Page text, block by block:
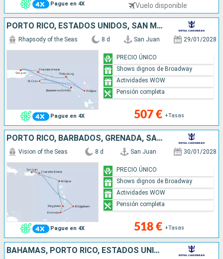
Pague en 4X Vuelo disponible
PORTO RICO, ESTADOS UNIDOS, SAN MARTÍN, ANTIGUA Y BARBUDA, SANTA CRUZ, SAN CRISTÓBAL Y NIEVES
Pague en 4X
Rhapsody of the Seas 8 d San Juan 29/01/2028
507 € +Tasas
PRECIO ÚNICO
Shows dignos de Broadway
Actividades WOW
Pensión completa
PORTO RICO, BARBADOS, GRENADA, SAN VINCENT Y LAS GRANADINAS, ANTIGUA Y BARBUDA, ESTADOS UNIDOS
Pague en 4X
Vision of the Seas 8 d San Juan 30/01/2028
518 € +Tasas
PRECIO ÚNICO
Shows dignos de Broadway
Actividades WOW
Pensión completa
BAHAMAS, PORTO RICO, ESTADOS UNIDOS